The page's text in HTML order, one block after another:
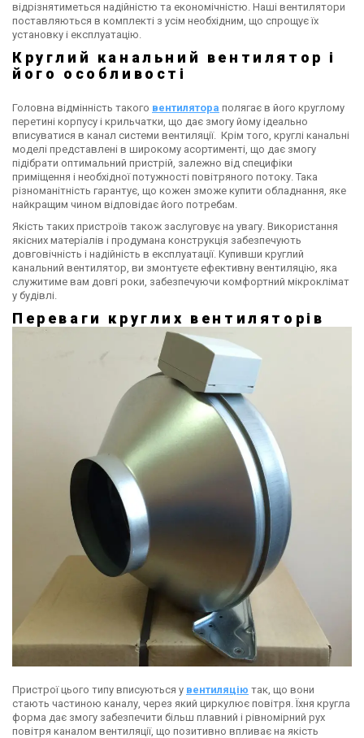
відрізнятиметься надійністю та економічністю. Наші вентилятори
поставляються в комплекті з усім необхідним, що спрощує їх
установку і експлуатацію.
Круглий канальний вентилятор і
його особливості
Головна відмінність такого вентилятора полягає в його круглому
перетині корпусу і крильчатки, що дає змогу йому ідеально
вписуватися в канал системи вентиляції. Крім того, круглі канальні
моделі представлені в широкому асортименті, що дає змогу
підібрати оптимальний пристрій, залежно від специфіки
приміщення і необхідної потужності повітряного потоку. Така
різноманітність гарантує, що кожен зможе купити обладнання, яке
найкращим чином відповідає його потребам.
Якість таких пристроїв також заслуговує на увагу. Використання
якісних матеріалів і продумана конструкція забезпечують
довговічність і надійність в експлуатації. Купивши круглий
канальний вентилятор, ви змонтуєте ефективну вентиляцію, яка
служитиме вам довгі роки, забезпечуючи комфортний мікроклімат
у будівлі.
Переваги круглих вентиляторів
Пристрої цього типу вписуються у вентиляцію так, що вони
стають частиною каналу, через який циркулює повітря. Їхня кругла
форма дає змогу забезпечити більш плавний і рівномірний рух
повітря каналом вентиляції, що позитивно впливає на якість